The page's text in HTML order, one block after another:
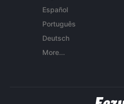
Español
Português
Deutsch
More...